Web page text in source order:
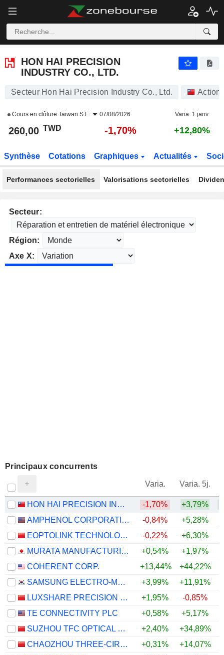
HON HAI PRECISION
INDUSTRY CO., LTD.
Secteur Hon Hai Precision Industry Co., Ltd.
Cours en clôture Taiwan S.E. 07/08/2026 Varia. 1 janv.
260,00 TWD -1,70% +12,80%
Synthèse Cotations Graphiques Actualités
Performances sectorielles Valorisations sectorielles
Secteur:
Région:
Axe X:
Principaux concurrents
Varia. Varia. 5j.
HON HAI PRECISION INDUSTRY CO., LTD.
-1,70% +3,79%
AMPHENOL CORPORATION
-0,84% +5,28%
EOPTOLINK TECHNOLOGY INC., LTD.
-0,22% +6,30%
MURATA MANUFACTURING CO., LTD.
+0,54% +1,97%
COHERENT CORP.
+13,44% +44,22%
SAMSUNG ELECTRO-MECHANICS CO., LTD.
+3,99% +11,91%
LUXSHARE PRECISION INDUSTRY CO., LTD.
+1,95% -0,85%
TE CONNECTIVITY PLC
+0,58% +5,17%
SUZHOU TFC OPTICAL COMMUNICATION CO., LTD.
+2,40% +34,89%
CHAOZHOU THREE-CIRCLE (GROUP) CO.,LTD.
+0,31% +14,07%